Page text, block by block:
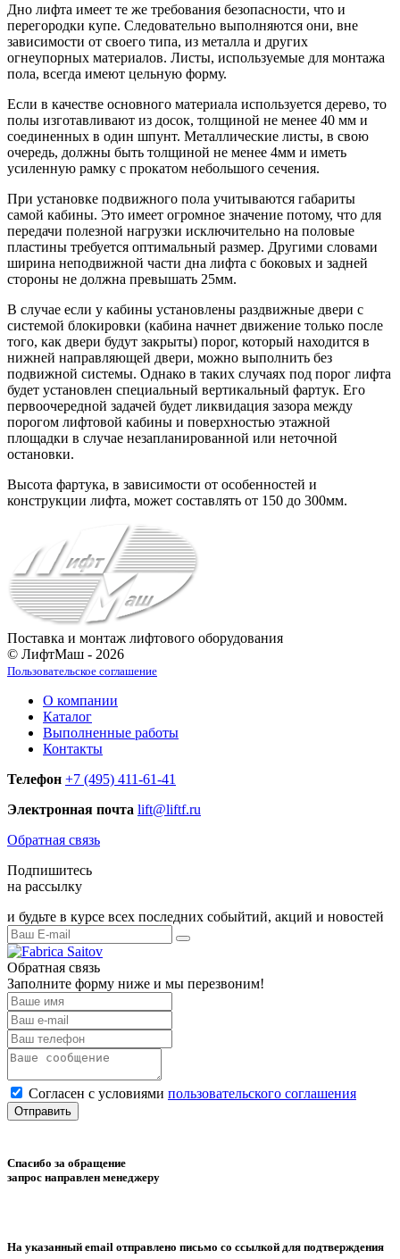
Дно лифта имеет те же требования безопасности, что и
перегородки купе. Следовательно выполняются они, вне
зависимости от своего типа, из металла и других
огнеупорных материалов. Листы, используемые для монтажа
пола, всегда имеют цельную форму.
Если в качестве основного материала используется дерево, то
полы изготавливают из досок, толщиной не менее 40 мм и
соединенных в один шпунт. Металлические листы, в свою
очередь, должны быть толщиной не менее 4мм и иметь
усиленную рамку с прокатом небольшого сечения.
При установке подвижного пола учитываются габариты
самой кабины. Это имеет огромное значение потому, что для
передачи полезной нагрузки исключительно на половые
пластины требуется оптимальный размер. Другими словами
ширина неподвижной части дна лифта с боковых и задней
стороны не должна превышать 25мм.
В случае если у кабины установлены раздвижные двери с
системой блокировки (кабина начнет движение только после
того, как двери будут закрыты) порог, который находится в
нижней направляющей двери, можно выполнить без
подвижной системы. Однако в таких случаях под порог лифта
будет установлен специальный вертикальный фартук. Его
первоочередной задачей будет ликвидация зазора между
порогом лифтовой кабины и поверхностью этажной
площадки в случае незапланированной или неточной
остановки.
Высота фартука, в зависимости от особенностей и
конструкции лифта, может составлять от 150 до 300мм.
Поставка и монтаж лифтового оборудования
© ЛифтМаш - 2026
Пользовательское соглашение
О компании
Каталог
Выполненные работы
Контакты
Телефон +7 (495) 411-61-41
Электронная почта lift@liftf.ru
Обратная связь
Подпишитесь
на рассылку
и будьте в курсе всех последних собыйтий, акций и новостей
Обратная связь
Заполните форму ниже и мы перезвоним!
Согласен с условиями пользовательского соглашения
Отправить
Спасибо за обращение
запрос направлен менеджеру
На указанный email отправлено письмо со ссылкой для подтверждения